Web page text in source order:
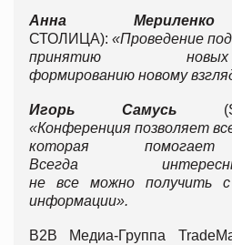
Анна
СТОЛИЦА): «Проведение
принятию
формированию новому
Игорь Самусь
«Конференция позволяет
которая
Всегда
не все можно получить
информации».
В2В Медиа-Группа